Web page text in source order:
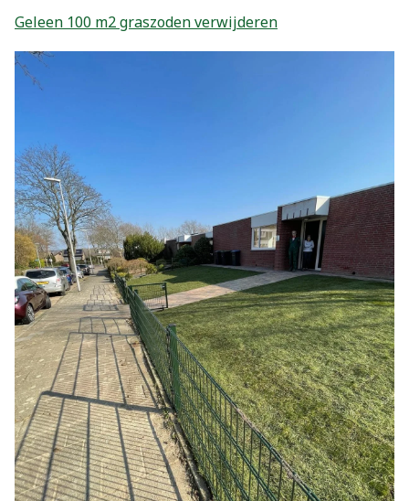
Geleen 100 m2 graszoden verwijderen